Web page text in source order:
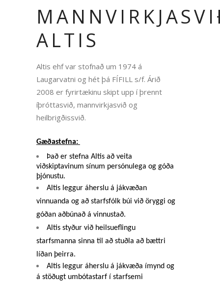
ALTIS
Altis ehf var stofnað um 1974 á
Laugarvatni og hét þá FÍFILL s/f. Árið
2008 er fyrirtækinu skipt upp í þrennt
íþróttasvið, mannvirkjasvið og
heilbrigðissvið.
Gæðastefna:
Það er stefna Altis að veita
viðskiptavinum sínum persónulega og góða
þjónustu.
Altis leggur áherslu á jákvæðan
vinnuanda og að starfsfólk búi við öryggi og
góðan aðbúnað á vinnustað.
Altis styður við heilsueflingu
starfsmanna sinna til að stuðla að bættri
líðan þeirra.
Altis leggur áherslu á jákvæða ímynd og
á stöðugt umbótastarf í starfsemi